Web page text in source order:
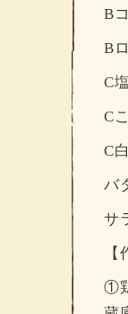
B
B
C
C
C
バ
サ
①